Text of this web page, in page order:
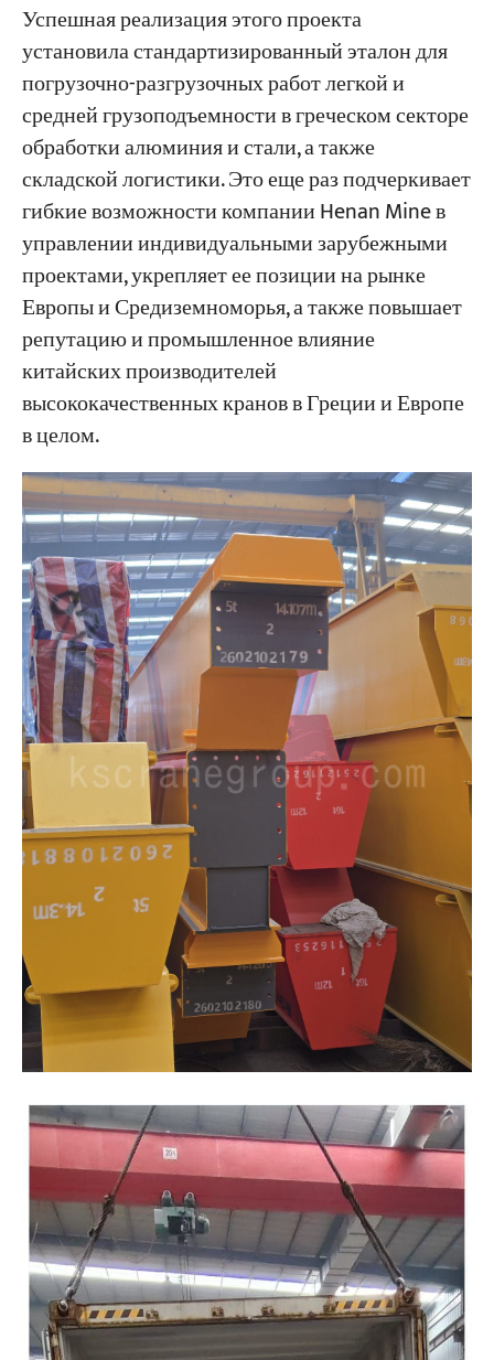
Успешная реализация этого проекта
установила стандартизированный эталон для
погрузочно-разгрузочных работ легкой и
средней грузоподъемности в греческом секторе
обработки алюминия и стали, а также
складской логистики. Это еще раз подчеркивает
гибкие возможности компании Henan Mine в
управлении индивидуальными зарубежными
проектами, укрепляет ее позиции на рынке
Европы и Средиземноморья, а также повышает
репутацию и промышленное влияние
китайских производителей
высококачественных кранов в Греции и Европе
в целом.